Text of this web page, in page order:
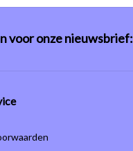
voor onze nieuwsbrief: